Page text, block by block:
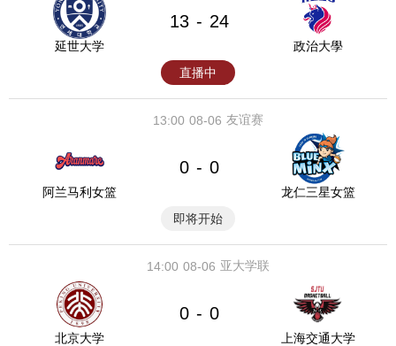
延世大学
13 - 24
政治大學
直播中
08-06
13:00 友谊赛
阿兰马利女篮
0 - 0
龙仁三星女篮
即将开始
08-06
14:00 亚大学联
北京大学
0 - 0
上海交通大学